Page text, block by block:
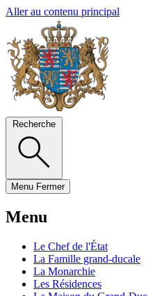
Aller au contenu principal
Recherche
Menu Fermer
Menu
Le Chef de l'État
La Famille grand-ducale
La Monarchie
Les Résidences